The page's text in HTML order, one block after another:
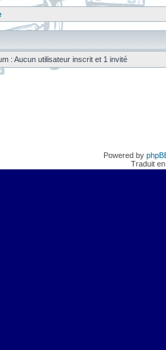
: Aucun utilisateur inscrit et 1 invité
Powered by
Traduit